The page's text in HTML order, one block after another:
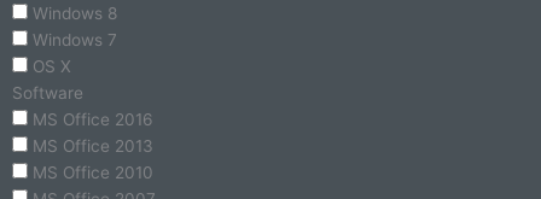
Windows 8
Windows 7
OS X
Software
MS Office 2016
MS Office 2013
MS Office 2010